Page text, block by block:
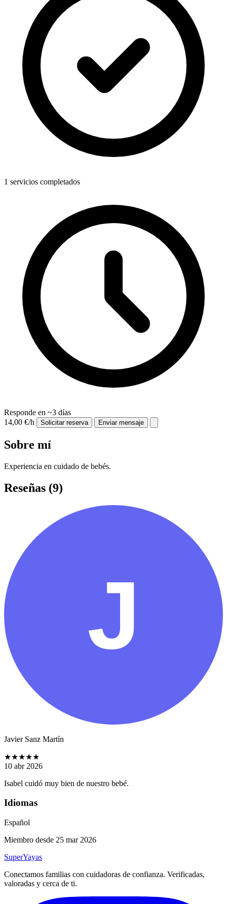
1 servicios completados
Responde en ~3 días
14,00 €/h
Solicitar reserva Enviar mensaje
Sobre mí
Experiencia en cuidado de bebés.
Reseñas (9)
Javier Sanz Martín
★★★★★
10 abr 2026
Isabel cuidó muy bien de nuestro bebé.
Idiomas
Español
Miembro desde 25 mar 2026
SuperYayas
Conectamos familias con cuidadoras de confianza. Verificadas,
valoradas y cerca de ti.